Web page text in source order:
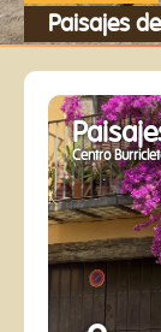
Paisajes
Centro